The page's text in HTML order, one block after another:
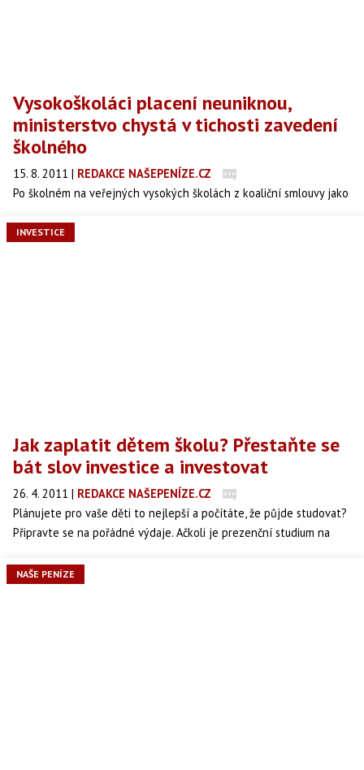
Vysokoškoláci placení neuniknou,
ministerstvo chystá v tichosti zavedení
školného
15. 8. 2011 | REDAKCE NAŠEPENÍZE.CZ
Po školném na veřejných vysokých školách z koaliční smlouvy jako
platbám s velkou pravděpodobností neuniknou, píše v pondělním
INVESTICE
Jak zaplatit dětem školu? Přestaňte se
bát slov investice a investovat
26. 4. 2011 | REDAKCE NAŠEPENÍZE.CZ
Plánujete pro vaše děti to nejlepší a počítáte, že půjde studovat?
Připravte se na pořádné výdaje. Ačkoli je prezenční studium na
navždy.
NAŠE PENÍZE